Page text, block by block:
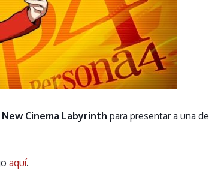
New Cinema Labyrinth para presentar a una de
aquí.